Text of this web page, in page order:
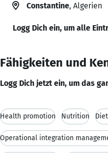
Constantine, Algerien
Logg Dich ein, um alle
Fähigkeiten und
Logg Dich jetzt ein, um das
Health promotion Nutrition
Operational integration